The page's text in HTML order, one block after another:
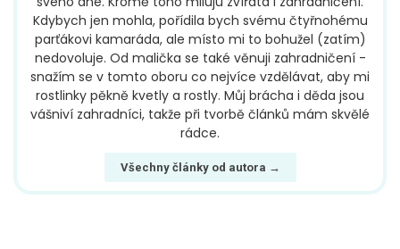
Kdybych jen mohla, pořídila bych svému čtyřnohému
parťákovi kamaráda, ale místo mi to bohužel (zatím)
nedovoluje. Od malička se také věnuji zahradničení -
snažím se v tomto oboru co nejvíce vzdělávat, aby mi
rostlinky pěkně kvetly a rostly. Můj brácha i děda jsou
vášniví zahradníci, takže při tvorbě článků mám skvělé
rádce.
Všechny články od autora →